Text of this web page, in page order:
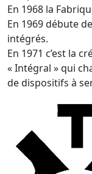
En 1968 la
En 1969 débute
intégrés.
En 1971 c’est la
« Intégral » qui
de dispositifs à